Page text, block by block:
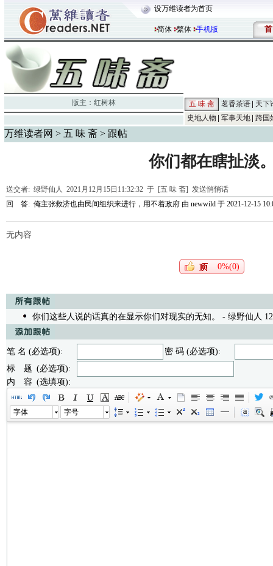
设万维读者为首页
简体 繁体 手机版 首
版主： 红树林 五 味 斋 茗香茶语
天下
史地人物
军事天地 跨国
万维读者网 > 五 味 斋 > 跟帖
你们都在瞎扯淡
送交者: 绿野仙人 2021月12月15日11:32:32 于 [五 味 斋] 发送悄悄话
回 答: 俺主张救济也由民间组织来进行，用不着政府 由 newwild 于 2021-12-15
无内容
0%(0)
你们这些人说的话真的在显示你们对现实的无知。 - 绿野仙人
笔 名 (必选项):
密 码 (必选项):
标 题 (必选项):
内 容 (选填项):
字体 字号